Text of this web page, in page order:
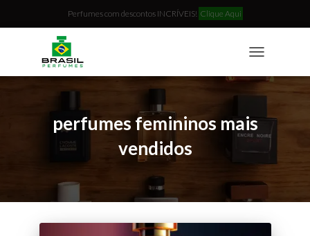
Perfumes com descontos INCRÍVEIS! Clique Aqui
NAVIGATION
perfumes femininos mais
vendidos